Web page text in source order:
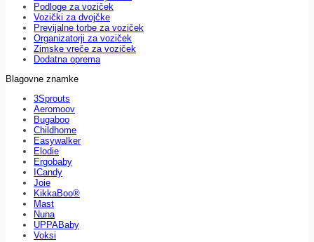
Podloge za voziček
Vozički za dvojčke
Previjalne torbe za voziček
Organizatorji za voziček
Zimske vreče za voziček
Dodatna oprema
Blagovne znamke
3Sprouts
Aeromoov
Bugaboo
Childhome
Easywalker
Elodie
Ergobaby
ICandy
Joie
KikkaBoo®
Mast
Nuna
UPPABaby
Voksi